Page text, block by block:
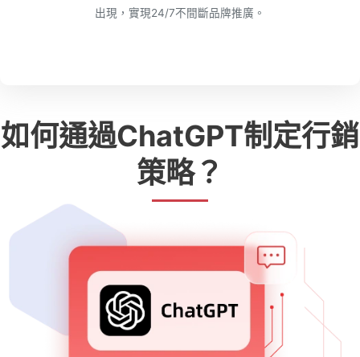
出現，實現24/7不間斷品牌推廣。
如何通過ChatGPT制定行銷
策略？